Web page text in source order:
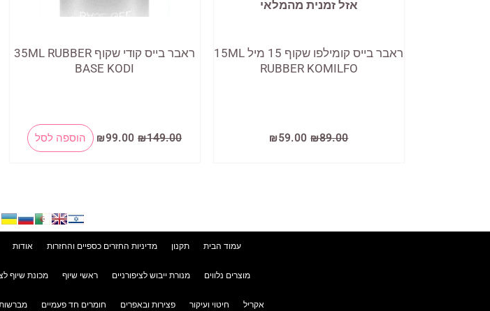
אזל זמנית מהמלאי
ראבר בייס קומילפו שקוף 15 מיל 15ML
RUBBER KOMILFO
₪89.00
המחיר
המקורי
₪59.00
המחיר
הנוכחי
ראבר בייס קודי שקוף 35ML RUBBER
BASE KODI
₪149.00
המחיר
המקורי
₪99.00
המחיר
הנוכחי
הוספה לסל
עמוד הבית תקנון מדיניות החזרים כספיים והחזרות אודות
מוצרים נלווים מנורת ייבוש לציפורניים ראשי שיוף מכונת שיוף
אקריל חיטוי ועיקור פצירות ובאפרים חומרים חד פעמיים